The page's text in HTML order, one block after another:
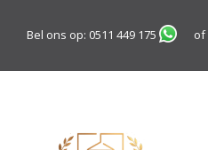
Bel ons op: 0511 449 175 of